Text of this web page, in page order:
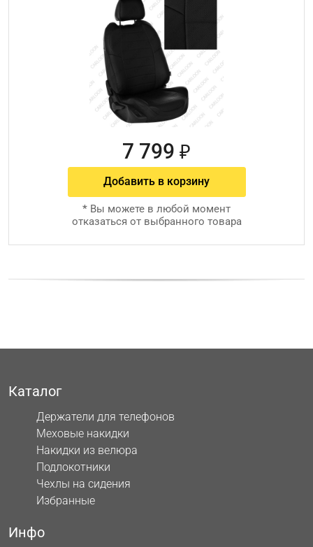
7 799 ₽
Добавить в корзину
* Вы можете в любой момент
отказаться от выбранного товара
Каталог
Держатели для телефонов
Меховые накидки
Накидки из велюра
Подлокотники
Чехлы на сидения
Избранные
Инфо